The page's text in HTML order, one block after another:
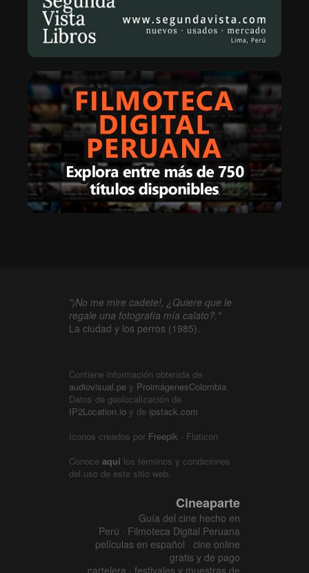
"¡No me mire cadete!, ¿Quiere que le
regale una fotografía mía calato?."
La ciudad y los perros (1985).
Contiene información obtenida de
audiovisual.pe y ProimágenesColombia.
Datos de geolocalización de
IP2Location.io y de ipstack.com
Iconos creados por Freepik - Flaticon
Conoce aquí los términos y condiciones
del uso de este sitio web.
Cineaparte
Guía del cine hecho en
Perú · Filmoteca Digital Peruana
películas en español · cine online
gratis y de pago